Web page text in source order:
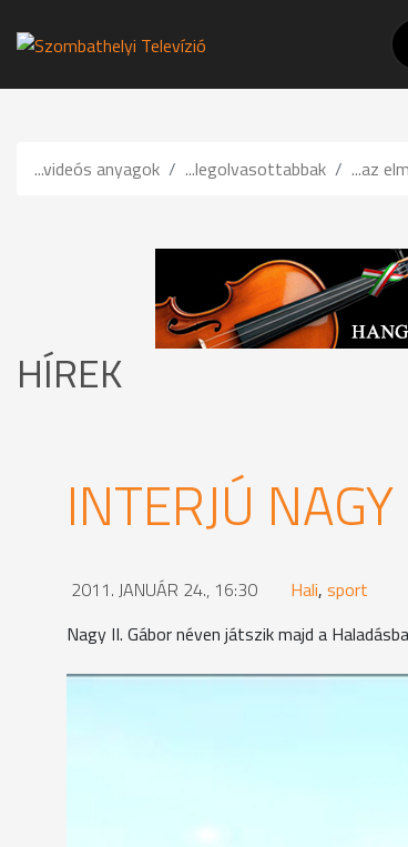
...videós anyagok ...legolvasottabbak ...az
HÍREK
INTERJÚ
2011. JANUÁR 24., 16:30 Hali, sport
Nagy II. Gábor néven játszik majd a